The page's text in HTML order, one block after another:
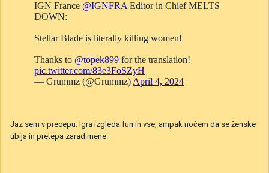
Jaz sem v precepu. Igra izgleda fun in vse, ampak nočem da se ženske
ubija in pretepa zarad mene.